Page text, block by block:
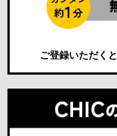
ご登録いただくと